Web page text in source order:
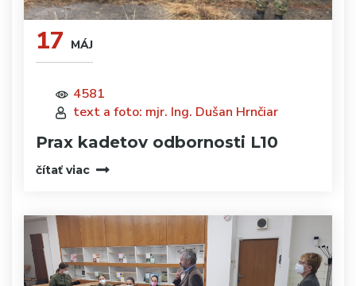
17 MÁJ
4581
text a foto: mjr. Ing. Dušan Hrnčiar
Prax kadetov odbornosti L10
čítať viac